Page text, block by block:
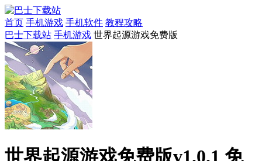
首页 手机游戏 手机软件 教程攻略
巴士下载站 手机游戏 世界起源游戏免费版
世界起源游戏免费版v1.0.1 免